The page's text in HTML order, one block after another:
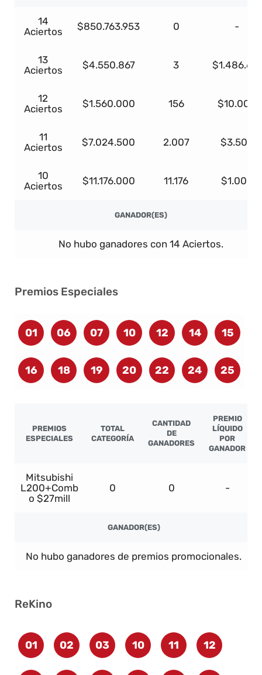
14
Aciertos
$850.763.953 0 -
13
Aciertos
$4.550.867 3 $1.486.617
12
Aciertos
$1.560.000 156 $10.000
11
Aciertos
$7.024.500 2.007 $3.500
10
Aciertos
$11.176.000 11.176 $1.000
GANADOR(ES)
No hubo ganadores con 14 Aciertos.
Premios Especiales
01 06 07 10 12 14 15
16 18 19 20 22 24 25
PREMIOS
ESPECIALES
TOTAL
CATEGORÍA
CANTIDAD
DE
GANADORES
PREMIO
LÍQUIDO
POR
GANADOR
Mitsubishi
L200+Comb
o $27mill
0 0 -
GANADOR(ES)
No hubo ganadores de premios promocionales.
ReKino
01 02 03 10 11 12